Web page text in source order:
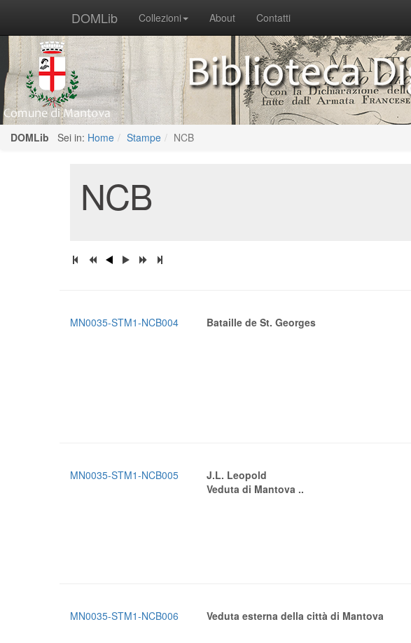
DOMLib Collezioni About Contatti
DOMLib Sei in: Home Stampe NCB
NCB
MN0035-STM1-NCB004 Bataille de St. Georges
MN0035-STM1-NCB005
J.L. Leopold
Veduta di Mantova ..
MN0035-STM1-NCB006 Veduta esterna della città di Mantova